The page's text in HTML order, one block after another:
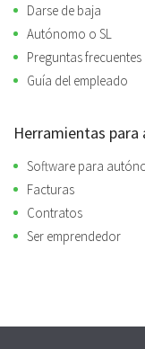
Darse de baja
Autónomo o SL
Preguntas frecuentes
Guía del empleado
Herramientas
Software para
Facturas
Contratos
Ser emprendedor